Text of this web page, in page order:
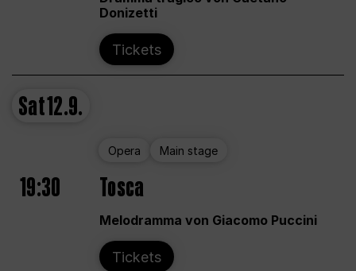
Donizetti
Tickets
Sat12.9.
Opera Main stage
19:30 Tosca
Melodramma von Giacomo Puccini
Tickets